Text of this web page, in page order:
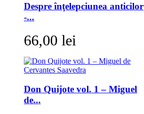
Despre înţelepciunea anticilor
-...
66,00 lei
Don Quijote vol. 1 – Miguel
de...